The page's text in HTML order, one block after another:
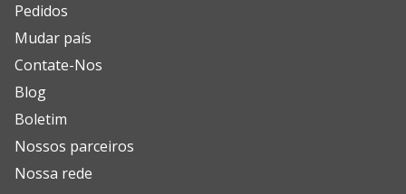
Pedidos
Mudar país
Contate-Nos
Blog
Boletim
Nossos parceiros
Nossa rede